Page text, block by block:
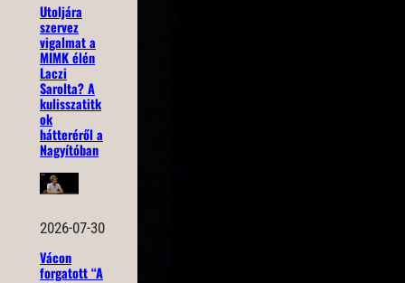
Utoljára
szervez
vigalmat a
MIMK élén
Laczi
Sarolta? A
kulisszatitk
ok
hátteréről a
Nagyítóban
2026-07-30
Vácon
forgatott “A